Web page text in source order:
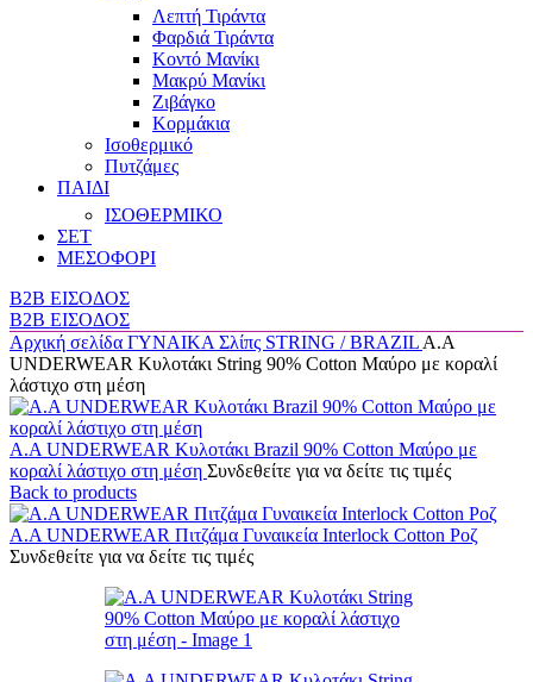
Λεπτή Τιράντα
Φαρδιά Τιράντα
Κοντό Μανίκι
Μακρύ Μανίκι
Ζιβάγκο
Κορμάκια
Ισοθερμικό
Πυτζάμες
ΠΑΙΔΙ
ΙΣΟΘΕΡΜΙΚΟ
ΣΕΤ
ΜΕΣΟΦΟΡΙ
B2B ΕΙΣΟΔΟΣ
B2B ΕΙΣΟΔΟΣ
Αρχική σελίδα ΓΥΝΑΙΚΑ Σλίπς STRING / BRAZIL A.A
UNDERWEAR Κυλοτάκι String 90% Cotton Μαύρο με κοραλί
λάστιχο στη μέση
A.A UNDERWEAR Κυλοτάκι Brazil 90% Cotton Μαύρο με
κοραλί λάστιχο στη μέση Συνδεθείτε για να δείτε τις τιμές
Back to products
A.A UNDERWEAR Πιτζάμα Γυναικεία Ιnterlock Cotton Ροζ
Συνδεθείτε για να δείτε τις τιμές